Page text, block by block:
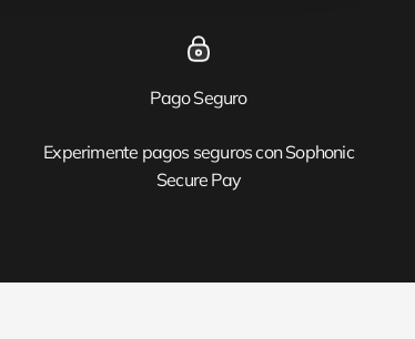
Pago Seguro
Experimente pagos seguros con Sophonic
Secure Pay